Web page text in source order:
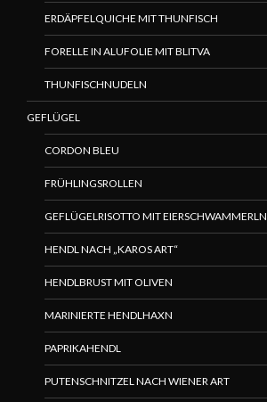
ERDÄPFELQUICHE MIT THUNFISCH
FORELLE IN ALUFOLIE MIT BLITVA
THUNFISCHNUDELN
GEFLÜGEL
CORDON BLEU
FRÜHLINGSROLLEN
GEFLÜGELRISOTTO MIT EIERSCHWAMMERLN
HENDL NACH „KAROS ART“
HENDLBRUST MIT OLIVEN
MARINIERTE HENDLHAXN
PAPRIKAHENDL
PUTENSCHNITZEL NACH WIENER ART